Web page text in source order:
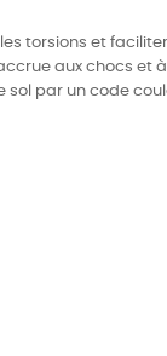
torsions et
aux chocs et
par un code